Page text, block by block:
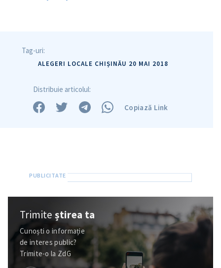
Trimite o informație
Despre ZdG
на русском
Tag-uri:
ALEGERI LOCALE CHIȘINĂU 20 MAI 2018
Distribuie articolul:
Copiază Link
Trimiteștirea ta
Cunoști o informație
de interes public?
Trimite-o la ZdG